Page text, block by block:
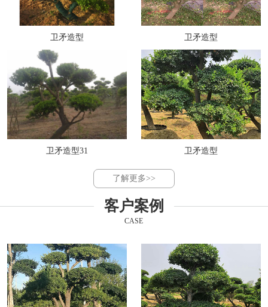
卫矛造型 卫矛造型
卫矛造型31 卫矛造型
了解更多>>
客户案例
CASE